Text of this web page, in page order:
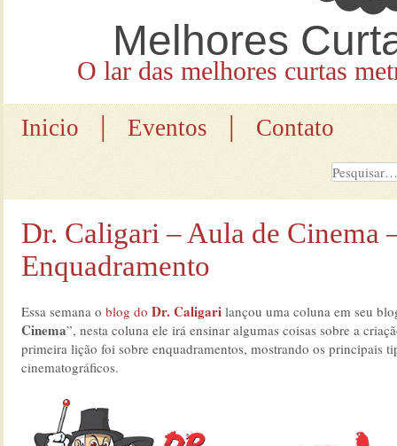
Melhores
O lar das melhores curtas
Inicio | Eventos | Contato
Dr. Caligari – Aula de Cinema
Enquadramento
Essa semana o blog do Dr. Caligari lançou uma coluna em seu
Cinema”, nesta coluna ele irá ensinar algumas coisas sobre a
primeira lição foi sobre enquadramentos, mostrando os principais
cinematográficos.